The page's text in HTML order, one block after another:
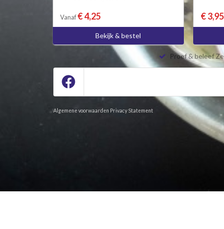
Vanaf € 4,25
Bekijk & bestel
€ 3,95
Proef & beleef
Algemene voorwaarden Privacy Statement